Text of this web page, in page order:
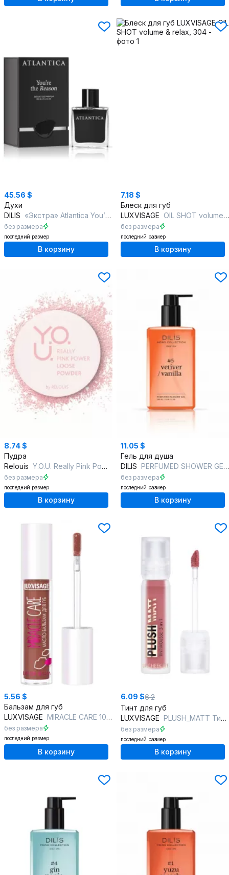
45.56 $
Духи
DILIS «Экстра» Atlantica You’re The Reason
без размера
последний размер
В корзину
7.18 $
Блеск для губ
LUXVISAGE OIL SHOT volume & relax, 304
без размера
последний размер
В корзину
8.74 $
Пудра
Relouis Y.O.U. Really Pink Power
без размера
последний размер
В корзину
11.05 $
Гель для душа
DILIS PERFUMED SHOWER GEL #5 VETIVER/VANILLA
без размера
последний размер
В корзину
5.56 $
Бальзам для губ
LUXVISAGE MIRACLE CARE 107 double chocolate
без размера
последний размер
В корзину
6.09 $6.2
Тинт для губ
LUXVISAGE PLUSH_MATT Тинт-мусс 302 лиловый
без размера
последний размер
В корзину